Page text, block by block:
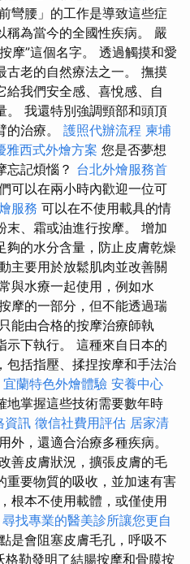
彎腰」的工作是導致這些症
稱為當今的全國性疾病。 嚴
摩”這個名字。 透過觸摸和愛
古老的自然療法之一。 撫摸
給我們安全感、喜悅感、自
。 我還特別強調頸部和頭頂
的治療。 護照代辦流程 柬埔
雅西式外燴方案 您是否夢想
忘記煩惱？ 台北外燴服務首
可以在兩小時內歡迎一位可
服務 可以在不使用載具的情
末、霜或油進行按摩。 增加
夠的水分含量，防止皮膚乾燥
主要用於放鬆肌肉並改善關
與水療一起使用，例如水
摩的一部分，但不能透過瑞
能由合格的按摩治療師執
示下執行。 這種來自日本的
包括指壓、揉捏按摩和手法治
宜蘭特色外燴體驗 安養中心
地掌握這些技術需要數年時
資訊 徵信社費用評估 居家清
外，還適合治療多種疾病。
善皮膚狀況，擴張皮膚的毛
重要物質的吸收，並加速有害
根本不使用載體，或僅使用
尋找專業的醫美診所讓您更自
是會阻塞皮膚毛孔，呼吸不
格勒發明了結腸按摩和骨膜按